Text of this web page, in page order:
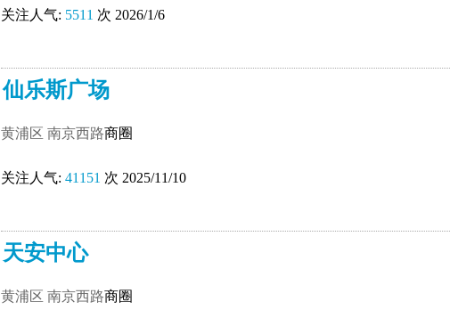
关注人气: 5511 次 2026/1/6
仙乐斯广场
黄浦区 南京西路商圈
关注人气: 41151 次 2025/11/10
天安中心
黄浦区 南京西路商圈